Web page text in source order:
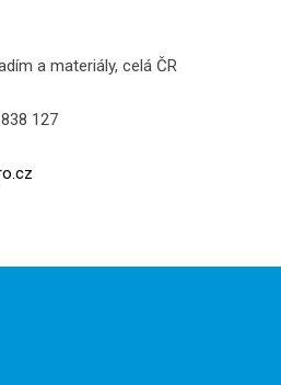
a materiály, celá ČR
127